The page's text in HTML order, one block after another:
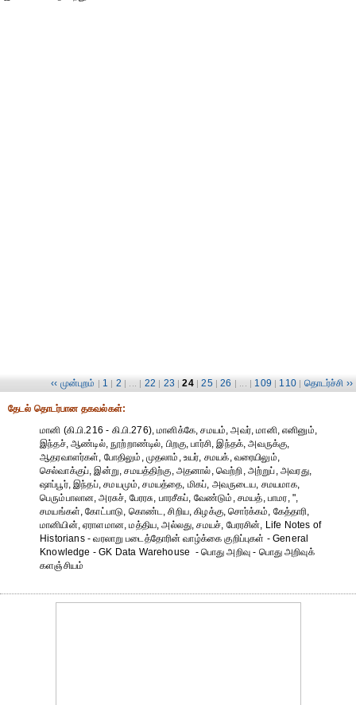
‹‹ முன்புறம் | 1 | 2 | ... | 22 | 23 | 24 | 25 | 26 | ... | 109 | 110 | தொடர்ச்சி ››
தேட‌ல் தொட‌ர்பான தகவ‌ல்க‌ள்:
மானி (கி.பி.216 - கி.பி.276), மானிக்கே, சமயம், அவர், மானி, எனினும்,
இந்தச், ஆண்டில், நூற்றாண்டில், பிறகு, பார்சி, இந்தக், அவருக்கு,
ஆதரவாளர்கள், போதிலும், முதலாம், உயர், சமயக், வரையிலும்,
செல்வாக்குப், இன்று, சமயத்திற்கு, அதனால், வெற்றி, அற்றுப், அவரது,
ஷாப்பூர், இந்தப், சமயமும், சமயத்தை, மிகப், அவருடைய, சமயமாக,
பெரும்பாலான, அரசுச், பேரரசு, பாரசீகப், வேண்டும், சமயத், பாமர, ",
சமயங்கள், கோட்பாடு, கொண்ட, சிறிய, கிழக்கு, சொர்க்கம், கேத்தாரி,
மானியின், ஏராளமான, மத்திய, அல்லது, சமயச், பேரரசின், Life Notes of
Historians - வரலாறு படைத்தோரின் வாழ்க்கை குறிப்புகள் - General
Knowledge - GK Data Warehouse - பொது அறிவு - பொது அறிவுக்
களஞ்சியம்